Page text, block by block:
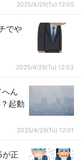
2025/4/29(Tu) 12:05
でや
2025/4/29(Tu) 12:03
ん
起動
2025/4/29(Tu) 12:01
が正